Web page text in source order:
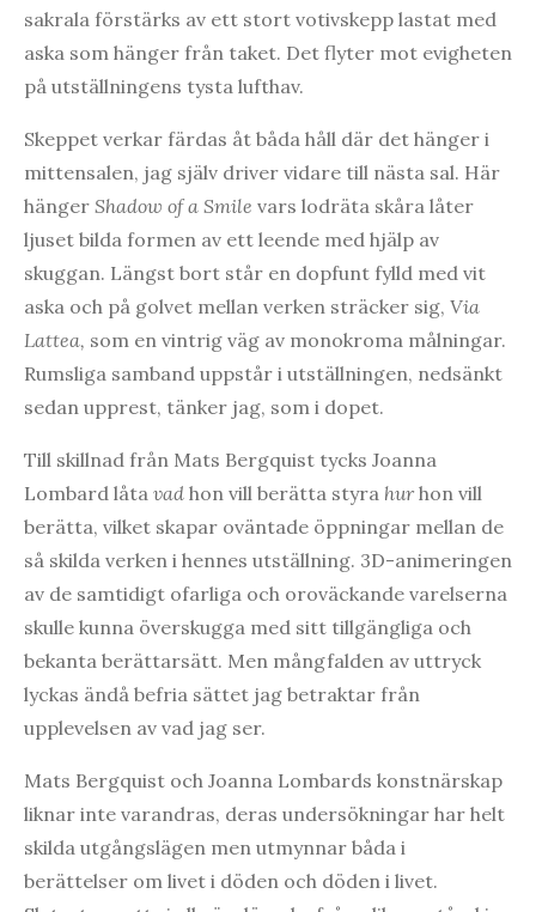
sakrala förstärks av ett stort votivskepp lastat med
aska som hänger från taket. Det flyter mot evigheten
på utställningens tysta lufthav.
Skeppet verkar färdas åt båda håll där det hänger i
mittensalen, jag själv driver vidare till nästa sal. Här
hänger Shadow of a Smile vars lodräta skåra låter
ljuset bilda formen av ett leende med hjälp av
skuggan. Längst bort står en dopfunt fylld med vit
aska och på golvet mellan verken sträcker sig, Via
Lattea, som en vintrig väg av monokroma målningar.
Rumsliga samband uppstår i utställningen, nedsänkt
sedan upprest, tänker jag, som i dopet.
Till skillnad från Mats Bergquist tycks Joanna
Lombard låta vad hon vill berätta styra hur hon vill
berätta, vilket skapar oväntade öppningar mellan de
så skilda verken i hennes utställning. 3D-animeringen
av de samtidigt ofarliga och oroväckande varelserna
skulle kunna överskugga med sitt tillgängliga och
bekanta berättarsätt. Men mångfalden av uttryck
lyckas ändå befria sättet jag betraktar från
upplevelsen av vad jag ser.
Mats Bergquist och Joanna Lombards konstnärskap
liknar inte varandras, deras undersökningar har helt
skilda utgångslägen men utmynnar båda i
berättelser om livet i döden och döden i livet.